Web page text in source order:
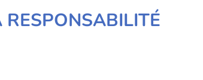
RESPONSABILITÉ